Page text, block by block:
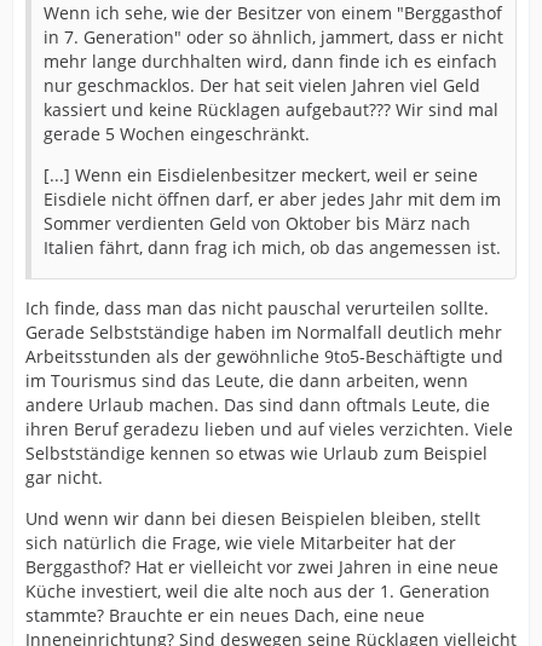
Wenn ich sehe, wie der Besitzer von einem "Berggasthof
in 7. Generation" oder so ähnlich, jammert, dass er nicht
mehr lange durchhalten wird, dann finde ich es einfach
nur geschmacklos. Der hat seit vielen Jahren viel Geld
kassiert und keine Rücklagen aufgebaut??? Wir sind mal
gerade 5 Wochen eingeschränkt.
[...] Wenn ein Eisdielenbesitzer meckert, weil er seine
Eisdiele nicht öffnen darf, er aber jedes Jahr mit dem im
Sommer verdienten Geld von Oktober bis März nach
Italien fährt, dann frag ich mich, ob das angemessen ist.
Ich finde, dass man das nicht pauschal verurteilen sollte.
Gerade Selbstständige haben im Normalfall deutlich mehr
Arbeitsstunden als der gewöhnliche 9to5-Beschäftigte und
im Tourismus sind das Leute, die dann arbeiten, wenn
andere Urlaub machen. Das sind dann oftmals Leute, die
ihren Beruf geradezu lieben und auf vieles verzichten. Viele
Selbstständige kennen so etwas wie Urlaub zum Beispiel
gar nicht.
Und wenn wir dann bei diesen Beispielen bleiben, stellt
sich natürlich die Frage, wie viele Mitarbeiter hat der
Berggasthof? Hat er vielleicht vor zwei Jahren in eine neue
Küche investiert, weil die alte noch aus der 1. Generation
stammte? Brauchte er ein neues Dach, eine neue
Inneneinrichtung? Sind deswegen seine Rücklagen vielleicht